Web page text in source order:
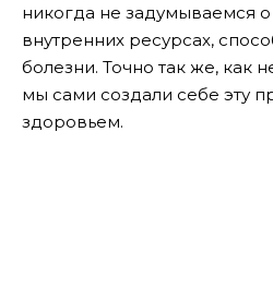
никогда не задумываемся
внутренних ресурсах,
болезни. Точно так же, как
мы сами создали себе эту
здоровьем.